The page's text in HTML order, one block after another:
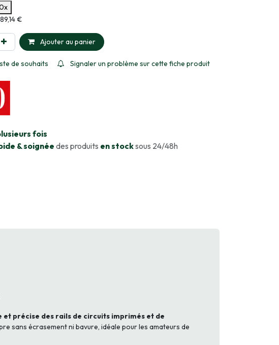
plan de paiement sélectionné
€
Ajouter au panier
de souhaits Signaler un problème sur cette fiche produit
fois
& soignée des produits en stocksous 24/48h
et précise des rails de circuits imprimés et de
sans écrasement ni bavure, idéale pour les amateurs de